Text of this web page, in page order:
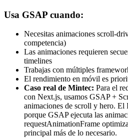
Usa GSAP cuando:
Necesitas animaciones scroll-
competencia)
Las animaciones requieren
timelines
Trabajas con múltiples
El rendimiento en móvil es
Caso real de Mintec: Para el
con Next.js, usamos GSAP +
animaciones de scroll y hero. El
porque GSAP ejecuta las
requestAnimationFrame
principal más de lo necesario.